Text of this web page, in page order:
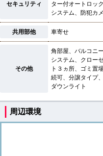
セキュリティ
ター付オートロッ
システム、防犯カ
共用部他 車寄せ
その他
角部屋、バルコニ
システム、クロー
ト３ヵ所、ゴミ置
続可、分譲タイプ
ダウンライト
周辺環境